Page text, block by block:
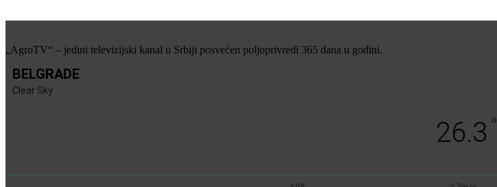
„AgroTV“ – jedini televizijski kanal u Srbiji posvećen poljoprivredi 365 dana u godini.
BELGRADE
Clear Sky
26.3 °